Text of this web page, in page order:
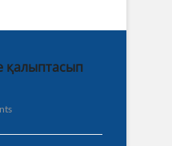
қалыптасып